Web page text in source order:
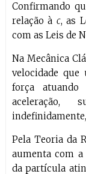
Confirmando
relação à c, as
com as Leis de
Na Mecânica
velocidade
força
aceleração,
Pela Teoria da
aumenta com a
da partícula